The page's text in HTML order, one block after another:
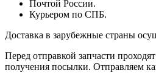
Почтой России.
Курьером по СПБ.
Доставка в зарубежные страны
Перед отправкой запчасти
получения посылки. Отправляем